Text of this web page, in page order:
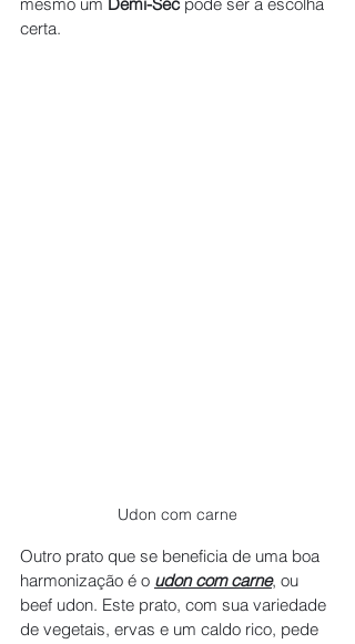
certa.
Udon com carne
Outro prato que se beneficia de uma boa
harmonização é o udon com carne, ou
beef udon. Este prato, com sua variedade
de vegetais, ervas e um caldo rico, pede